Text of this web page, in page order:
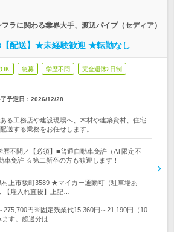
ラに関わる業界大手、渡辺パイプ（セディア）
【配送】★未経験歓迎 ★転勤なし
急募 学歴不問 完全週休2日制
予定日： 2026/12/28
る工務店や建設現場へ、木材や建築資材、住宅
送する業務をお任せします。
歴不問／【必須】■普通自動車免許（AT限定不
車免許 ☆第二新卒の方も歓迎します！
村上市坂町3589 ★マイカー通勤可（駐車場あ
【雇入れ直後】上記…
275,700円※固定残業代15,360円～21,190円（10
す。超過分は…